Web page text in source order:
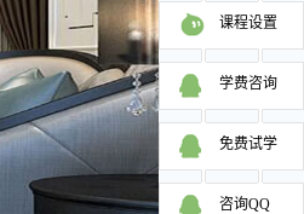
课程设置
学费咨询
免费试学
咨询QQ